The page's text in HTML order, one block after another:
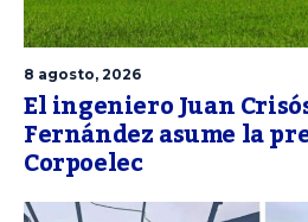
8 agosto, 2026
El ingeniero Juan
Fernández asume la
Corpoelec